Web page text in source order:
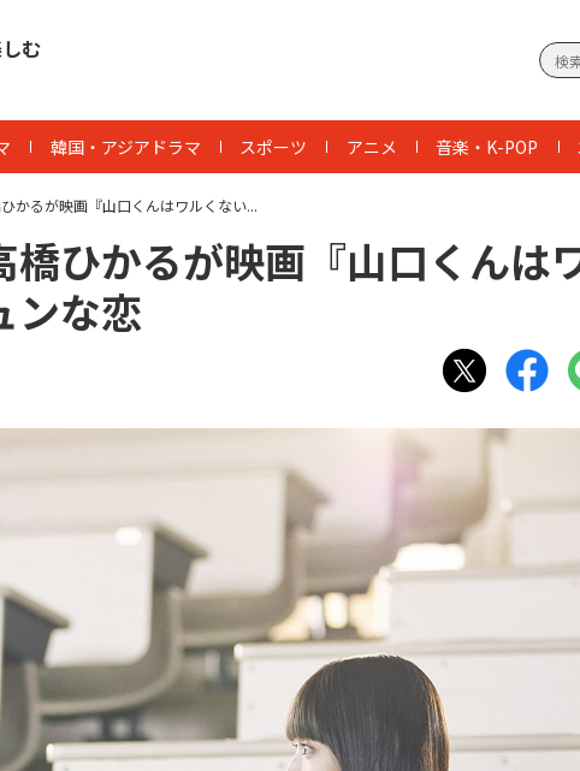
む
韓国・アジアドラマ スポーツ アニメ 音楽・K-POP
かるが映画『山口くんはワルくない...
ひかるが映画『山口くんは
ンな恋